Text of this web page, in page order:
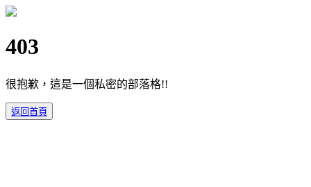
403
很抱歉，這是一個私密的部落格!!
返回首頁